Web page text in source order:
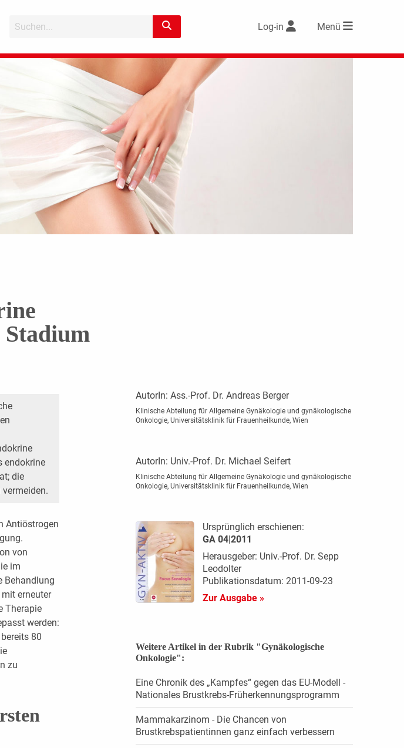
Log-in Menü
endokrine
die
Antiöstrogen
von
im
Behandlung
erneuter
Therapie
werden:
80
zu
AutorIn: Ass.-Prof. Dr. Andreas Berger
Klinische Abteilung für Allgemeine Gynäkologie und gynäkologische
Onkologie, Universitätsklinik für Frauenheilkunde, Wien
AutorIn: Univ.-Prof. Dr. Michael Seifert
Klinische Abteilung für Allgemeine Gynäkologie und gynäkologische
Onkologie, Universitätsklinik für Frauenheilkunde, Wien
Ursprünglich erschienen:
GA 04|2011
Herausgeber: Univ.-Prof. Dr. Sepp
Leodolter
Publikationsdatum: 2011-09-23
Zur Ausgabe »
Weitere Artikel in der Rubrik "Gynäkologische
Onkologie":
Eine Chronik des „Kampfes“ gegen das EU-Modell -
Nationales Brustkrebs-Früherkennungsprogramm
Mammakarzinom - Die Chancen von
Brustkrebspatientinnen ganz einfach verbessern